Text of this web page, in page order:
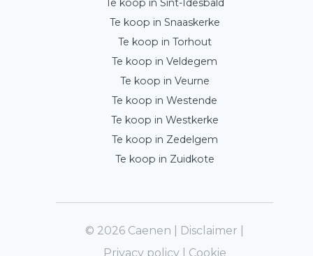
Te koop in Sint-Idesbald
Te koop in Snaaskerke
Te koop in Torhout
Te koop in Veldegem
Te koop in Veurne
Te koop in Westende
Te koop in Westkerke
Te koop in Zedelgem
Te koop in Zuidkote
© 2026 Caenen | Disclaimer
Privacy policy| Cookie